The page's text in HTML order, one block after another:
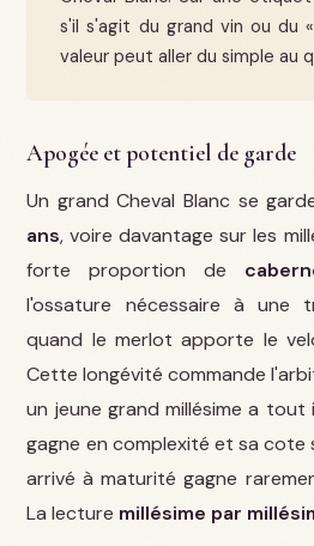
s'il s'agit du grand vin ou du
valeur peut aller du simple au
Apogée et potentiel de garde
Un grand Cheval Blanc se
ans, voire davantage sur les
forte proportion de
l'ossature nécessaire à une
quand le merlot apporte le
Cette longévité commande
un jeune grand millésime a
gagne en complexité et sa
arrivé à maturité gagne
La lecture millésime par